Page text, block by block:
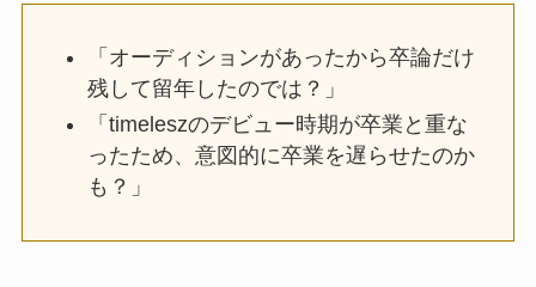
「オーディションがあったから卒論だけ
残して留年したのでは？」
「timeleszのデビュー時期が卒業と重な
ったため、意図的に卒業を遅らせたのか
も？」